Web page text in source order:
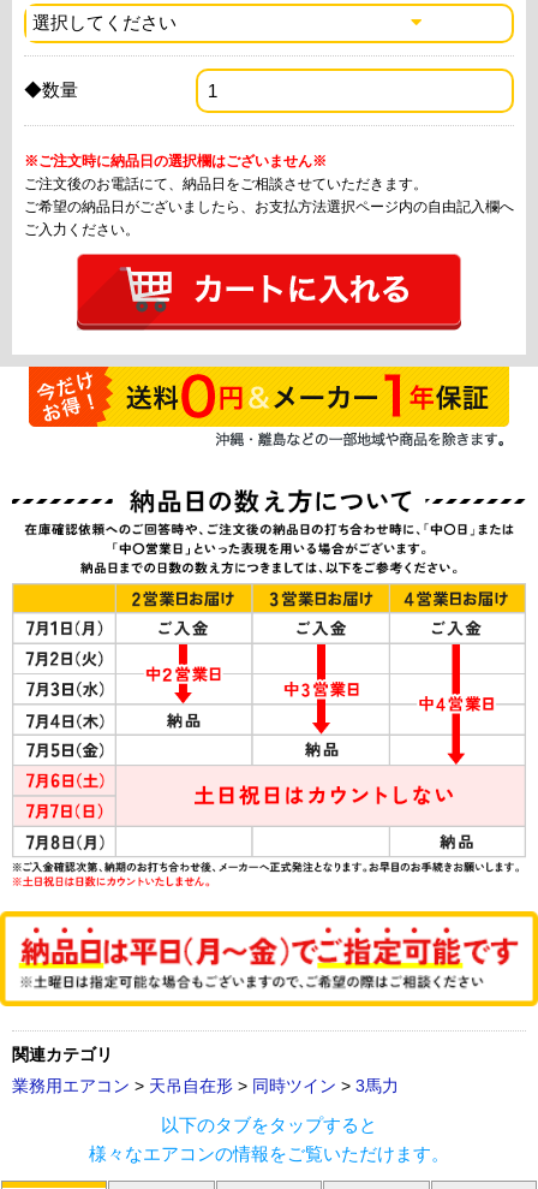
◆数量
※ご注文時に納品日の選択欄はございません※
ご注文後のお電話にて、納品日をご相談させていただきます。
ご希望の納品日がございましたら、お支払方法選択ページ内の自由記入欄へ
ご入力ください。
関連カテゴリ
業務用エアコン > 天吊自在形 > 同時ツイン > 3馬力
以下のタブをタップすると
様々なエアコンの情報をご覧いただけます。